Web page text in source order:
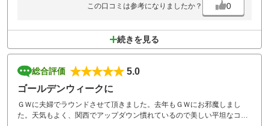
この口コミは参考になりましたか？ 0
続きを見る
総合評価
5.0
ゴールデンウィークに
ＧＷに夫婦でラウンドさせて頂きました。去年もＧＷにお邪魔しまし
た。天気もよく、関西でアップダウン慣れているので美しい平坦なコー